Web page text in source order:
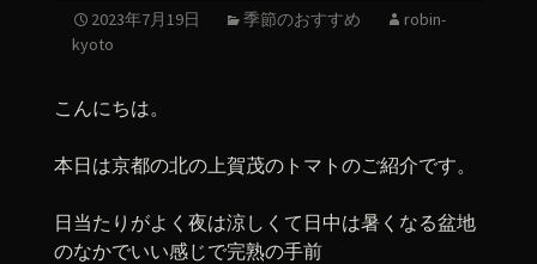
2023年7月19日 季節のおすすめ
robin-
kyoto
こんにちは。
本日は京都の北の上賀茂のトマトのご紹介です。
日当たりがよく夜は涼しくて日中は暑くなる盆地
のなかでいい感じで完熟の手前